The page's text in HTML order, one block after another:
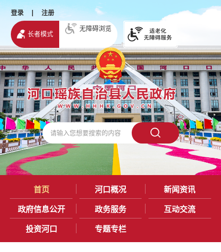
登录 | 注册
长者模式
无障碍浏览
首页 河口概况 新闻资讯
政府信息公开 政务服务 互动交流
投资河口 专题专栏